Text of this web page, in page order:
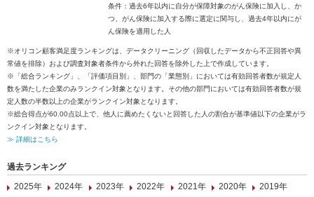
条件：過去6年以内に自分が保障対象のがん保険に加入し、か
つ、がん保険に加入する際に選定に関与し、過去4年以内にが
ん保険を適用した人
※オリコン顧客満足度ランキングは、データクリーニング（回収したデータから不正回答や異
常値を排除）および調査対象者条件から外れた回答を除外した上で作成しています。
※「総合ランキング」、「評価項目別」、部門の「業態別」においては有効回答者数が規定人
数を満たした企業のみランクイン対象となります。その他の部門においては有効回答者数が規
定人数の半数以上の企業がランクイン対象となります。
※総合得点が60.00点以上で、他人に薦めたくないと回答した人の割合が基準値以下の企業がラ
ンクイン対象となります。
≫ 詳細はこちら
過去ランキング
2025年
2024年 2023年 2022年 2021年 2020年
2019年